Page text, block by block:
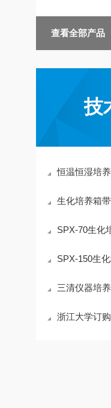
查看全部产品
技
恒温恒湿培养
生化培养箱
SPX-70生化
SPX-150生化培
三清仪器培
浙江大学订